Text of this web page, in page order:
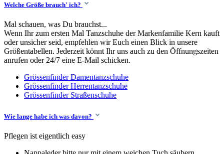
Welche Größe brauch' ich?
Mal schauen, was Du brauchst...
Wenn Ihr zum ersten Mal Tanzschuhe der Markenfamilie Kern kauft
oder unsicher seid, empfehlen wir Euch einen Blick in unsere
Größentabellen. Jederzeit könnt Ihr uns auch zu den Öffnungszeiten
anrufen oder 24/7 eine E-Mail schicken.
Grössenfinder Damentanzschuhe
Grössenfinder Herrentanzschuhe
Grössenfinder Straßenschuhe
Wie lange habe ich was davon?
Pflegen ist eigentlich easy